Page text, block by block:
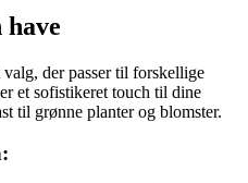
der passer til forskellige
et sofistikeret touch til dine
til grønne planter og blomster.